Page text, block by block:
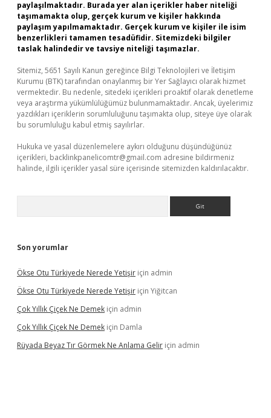
paylaşılmaktadır. Burada yer alan içerikler haber niteliği
taşımamakta olup, gerçek kurum ve kişiler hakkında
paylaşım yapılmamaktadır. Gerçek kurum ve kişiler ile isim
benzerlikleri tamamen tesadüfidir. Sitemizdeki bilgiler
taslak halindedir ve tavsiye niteliği taşımazlar.
Sitemiz, 5651 Sayılı Kanun gereğince Bilgi Teknolojileri ve İletişim
Kurumu (BTK) tarafından onaylanmış bir Yer Sağlayıcı olarak hizmet
vermektedir. Bu nedenle, sitedeki içerikleri proaktif olarak denetleme
veya araştırma yükümlülüğümüz bulunmamaktadır. Ancak, üyelerimiz
yazdıkları içeriklerin sorumluluğunu taşımakta olup, siteye üye olarak
bu sorumluluğu kabul etmiş sayılırlar.
Hukuka ve yasal düzenlemelere aykırı olduğunu düşündüğünüz
içerikleri, backlinkpanelicomtr@gmail.com adresine bildirmeniz
halinde, ilgili içerikler yasal süre içerisinde sitemizden kaldırılacaktır.
Son yorumlar
Ökse Otu Türkiyede Nerede Yetişir için admin
Ökse Otu Türkiyede Nerede Yetişir için Yiğitcan
Çok Yıllık Çiçek Ne Demek için admin
Çok Yıllık Çiçek Ne Demek için Damla
Rüyada Beyaz Tır Görmek Ne Anlama Gelir için admin